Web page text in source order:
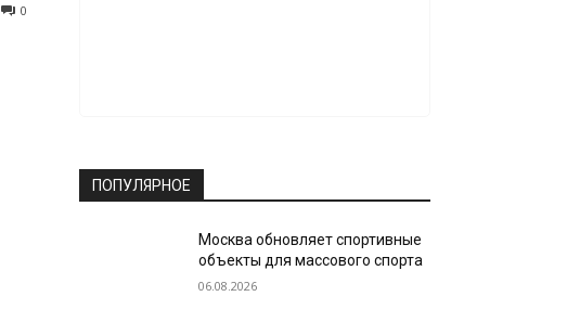
0
ПОПУЛЯРНОЕ
Москва обновляет спортивные
объекты для массового спорта
06.08.2026